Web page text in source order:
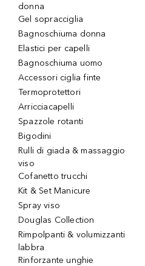
donna
Gel sopracciglia
Bagnoschiuma donna
Elastici per capelli
Bagnoschiuma uomo
Accessori ciglia finte
Termoprotettori
Arricciacapelli
Spazzole rotanti
Bigodini
Rulli di giada & massaggio
viso
Cofanetto trucchi
Kit & Set Manicure
Spray viso
Douglas Collection
Rimpolpanti & volumizzanti
labbra
Rinforzante unghie